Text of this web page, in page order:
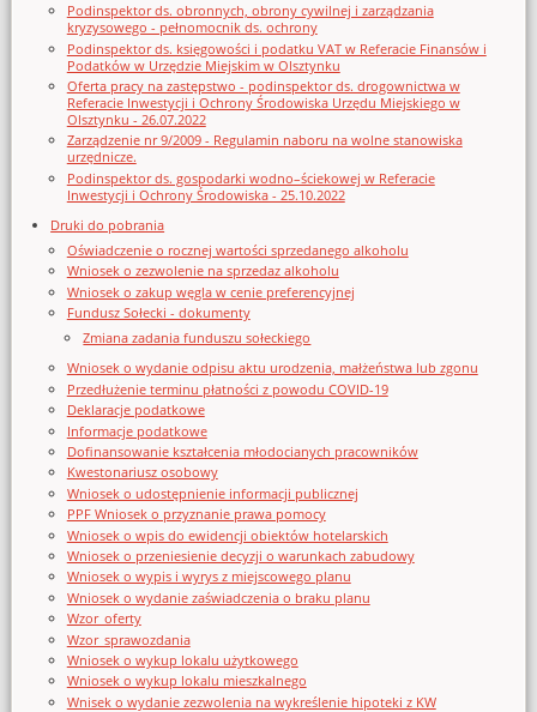
Podinspektor ds. obronnych, obrony cywilnej i zarządzania
kryzysowego - pełnomocnik ds. ochrony
Podinspektor ds. księgowości i podatku VAT w Referacie Finansów i
Podatków w Urzędzie Miejskim w Olsztynku
Oferta pracy na zastępstwo - podinspektor ds. drogownictwa w
Referacie Inwestycji i Ochrony Środowiska Urzędu Miejskiego w
Olsztynku - 26.07.2022
Zarządzenie nr 9/2009 - Regulamin naboru na wolne stanowiska
urzędnicze.
Podinspektor ds. gospodarki wodno–ściekowej w Referacie
Inwestycji i Ochrony Środowiska - 25.10.2022
Druki do pobrania
Oświadczenie o rocznej wartości sprzedanego alkoholu
Wniosek o zezwolenie na sprzedaz alkoholu
Wniosek o zakup węgla w cenie preferencyjnej
Fundusz Sołecki - dokumenty
Zmiana zadania funduszu sołeckiego
Wniosek o wydanie odpisu aktu urodzenia, małżeństwa lub zgonu
Przedłużenie terminu płatności z powodu COVID-19
Deklaracje podatkowe
Informacje podatkowe
Dofinansowanie kształcenia młodocianych pracowników
Kwestonariusz osobowy
Wniosek o udostępnienie informacji publicznej
PPF Wniosek o przyznanie prawa pomocy
Wniosek o wpis do ewidencji obiektów hotelarskich
Wniosek o przeniesienie decyzji o warunkach zabudowy
Wniosek o wypis i wyrys z miejscowego planu
Wniosek o wydanie zaświadczenia o braku planu
Wzor_oferty
Wzor_sprawozdania
Wniosek o wykup lokalu użytkowego
Wniosek o wykup lokalu mieszkalnego
Wnisek o wydanie zezwolenia na wykreślenie hipoteki z KW